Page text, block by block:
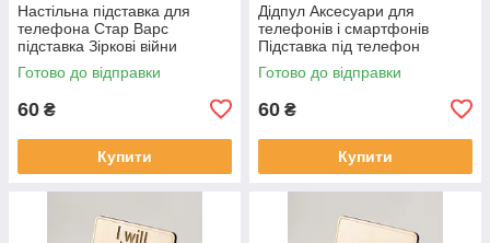
Настільна підставка для
телефона Стар Варс
підставка Зіркові війни
тримач для телефона
Телефон на місці
Готово до відправки
60 ₴
Купити
Дідпул Аксесуари для
телефонів і смартфонів
Підставка під телефон
Супергерої марвел Marvel
Comics пид айфон
Готово до відправки
60 ₴
Купити